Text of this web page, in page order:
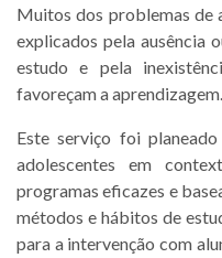
Muitos dos problemas de
explicados pela ausência
estudo e pela
favoreçam a aprendizagem.
Este serviço foi
adolescentes em
programas eficazes e
métodos e hábitos de
para a intervenção com